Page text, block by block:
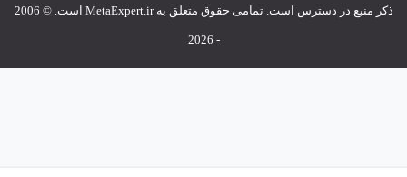
ذکر منبع در دسترس است. تمامی حقوق متعلق به MetaExpert.ir است. © 2006
- 2026